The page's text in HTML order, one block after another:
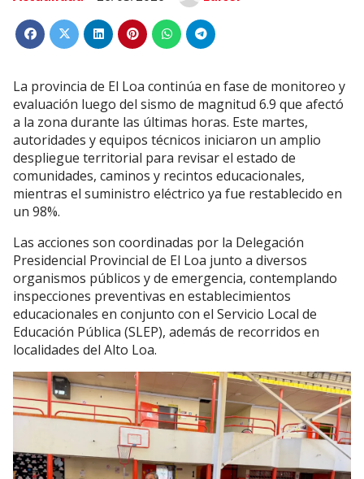
La provincia de El Loa continúa en fase de monitoreo y
evaluación luego del sismo de magnitud 6.9 que afectó
a la zona durante las últimas horas. Este martes,
autoridades y equipos técnicos iniciaron un amplio
despliegue territorial para revisar el estado de
comunidades, caminos y recintos educacionales,
mientras el suministro eléctrico ya fue restablecido en
un 98%.
Las acciones son coordinadas por la Delegación
Presidencial Provincial de El Loa junto a diversos
organismos públicos y de emergencia, contemplando
inspecciones preventivas en establecimientos
educacionales en conjunto con el Servicio Local de
Educación Pública (SLEP), además de recorridos en
localidades del Alto Loa.